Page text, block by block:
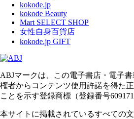
kokode.jp
kokode Beauty
Mart SELECT SHOP
女性自身百貨店
kokode.jp GIFT
ABJマークは、この電子書店・電子
権者からコンテンツ使用許諾を得た
ことを示す登録商標（登録番号
本サイトに掲載されているすべての